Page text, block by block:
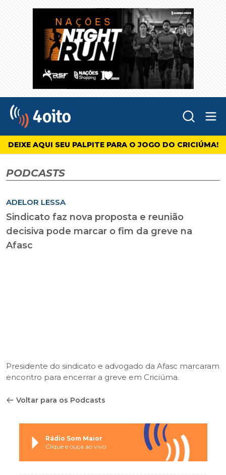
4oito
DEIXE AQUI SEU PALPITE PARA O JOGO DO CRICIÚMA!
PODCASTS
ADELOR LESSA
Sindicato faz nova proposta e reunião
decisiva pode marcar o fim da greve na
Afasc
Presidente do sindicato e advogado da Afasc marcaram
encontro para encerrar a greve em Criciúma.
Voltar para os Podcasts
Rádio Som Maior
Clique e ouça ao vivo